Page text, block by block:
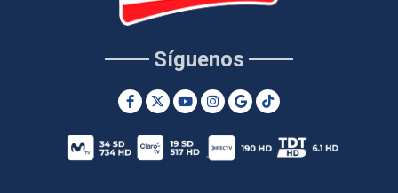
Síguenos